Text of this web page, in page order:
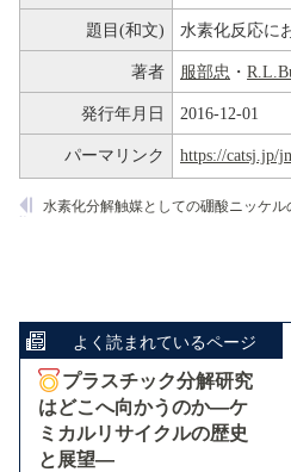
題目(和文) 水素化反応に
著者 服部忠 ・
発行年月日 2016-12-01
パーマリンク https://catsj.jp/
よく読まれているページ
プラスチック分解研究
はどこへ向かうのか―ケ
ミカルリサイクルの歴史
と展望―